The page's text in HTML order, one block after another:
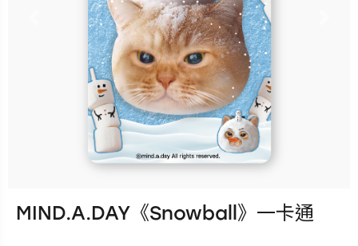
立即購買
更多銷售據點
Previous
發行：2026-08-05
MIND.A.DAY《Snowball》一卡通